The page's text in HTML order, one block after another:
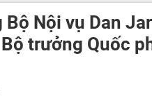
Nội vụ Dan
trưởng Quốc